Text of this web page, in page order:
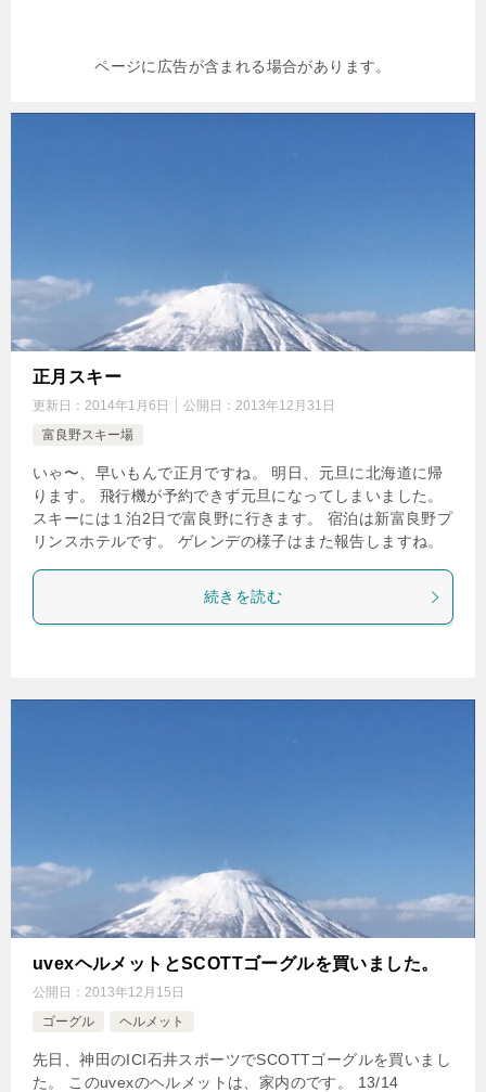
ページに広告が含まれる場合があります。
正月スキー
更新日： 2014年1月6日 公開日： 2013年12月31日
富良野スキー場
いゃ〜、早いもんで正月ですね。 明日、元旦に北海道に帰
ります。 飛行機が予約できず元旦になってしまいました。
スキーには１泊2日で富良野に行きます。 宿泊は新富良野プ
リンスホテルです。 ゲレンデの様子はまた報告しますね。
続きを読む
uvexヘルメットとSCOTTゴーグルを買いました。
公開日： 2013年12月15日
ゴーグル
ヘルメット
先日、神田のICI石井スポーツでSCOTTゴーグルを買いまし
た。 このuvexのヘルメットは、家内のです。 13/14